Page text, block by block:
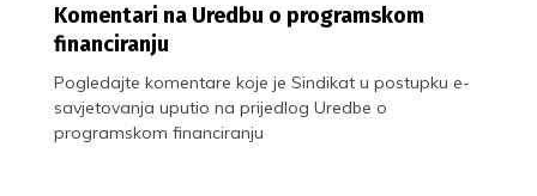
Komentari na Uredbu o programskom
financiranju
Pogledajte komentare koje je Sindikat u postupku e-
savjetovanja uputio na prijedlog Uredbe o
programskom financiranju